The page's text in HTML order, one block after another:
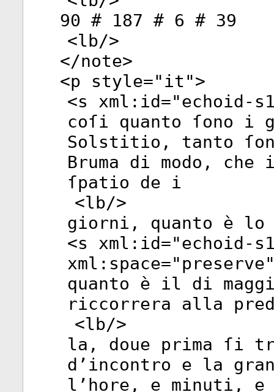
90 # 187 # 6 # 39
<lb/>
</note>
<p style="it">
<s xml:id="echoid-
coſi quanto ſono i
Solstitio, tanto
Bruma di modo,
ſpatio de i
<lb/>
giorni, quanto è
<s xml:id="echoid-
xml:space="preserve
quanto è il di
riccorrera alla
<lb/>
la, doue prima ſi
d’incontro e la
l’hore, e minuti, e